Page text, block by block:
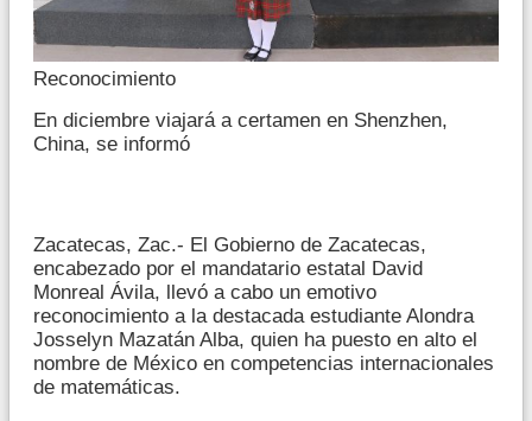
Reconocimiento
En diciembre viajará a certamen en Shenzhen,
China, se informó
Zacatecas, Zac.- El Gobierno de Zacatecas,
encabezado por el mandatario estatal David
Monreal Ávila, llevó a cabo un emotivo
reconocimiento a la destacada estudiante Alondra
Josselyn Mazatán Alba, quien ha puesto en alto el
nombre de México en competencias internacionales
de matemáticas.